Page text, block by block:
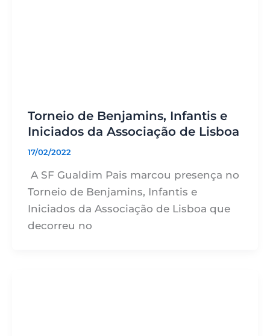
Torneio de Benjamins, Infantis e
Iniciados da Associação de Lisboa
17/02/2022
A SF Gualdim Pais marcou presença no
Torneio de Benjamins, Infantis e
Iniciados da Associação de Lisboa que
decorreu no